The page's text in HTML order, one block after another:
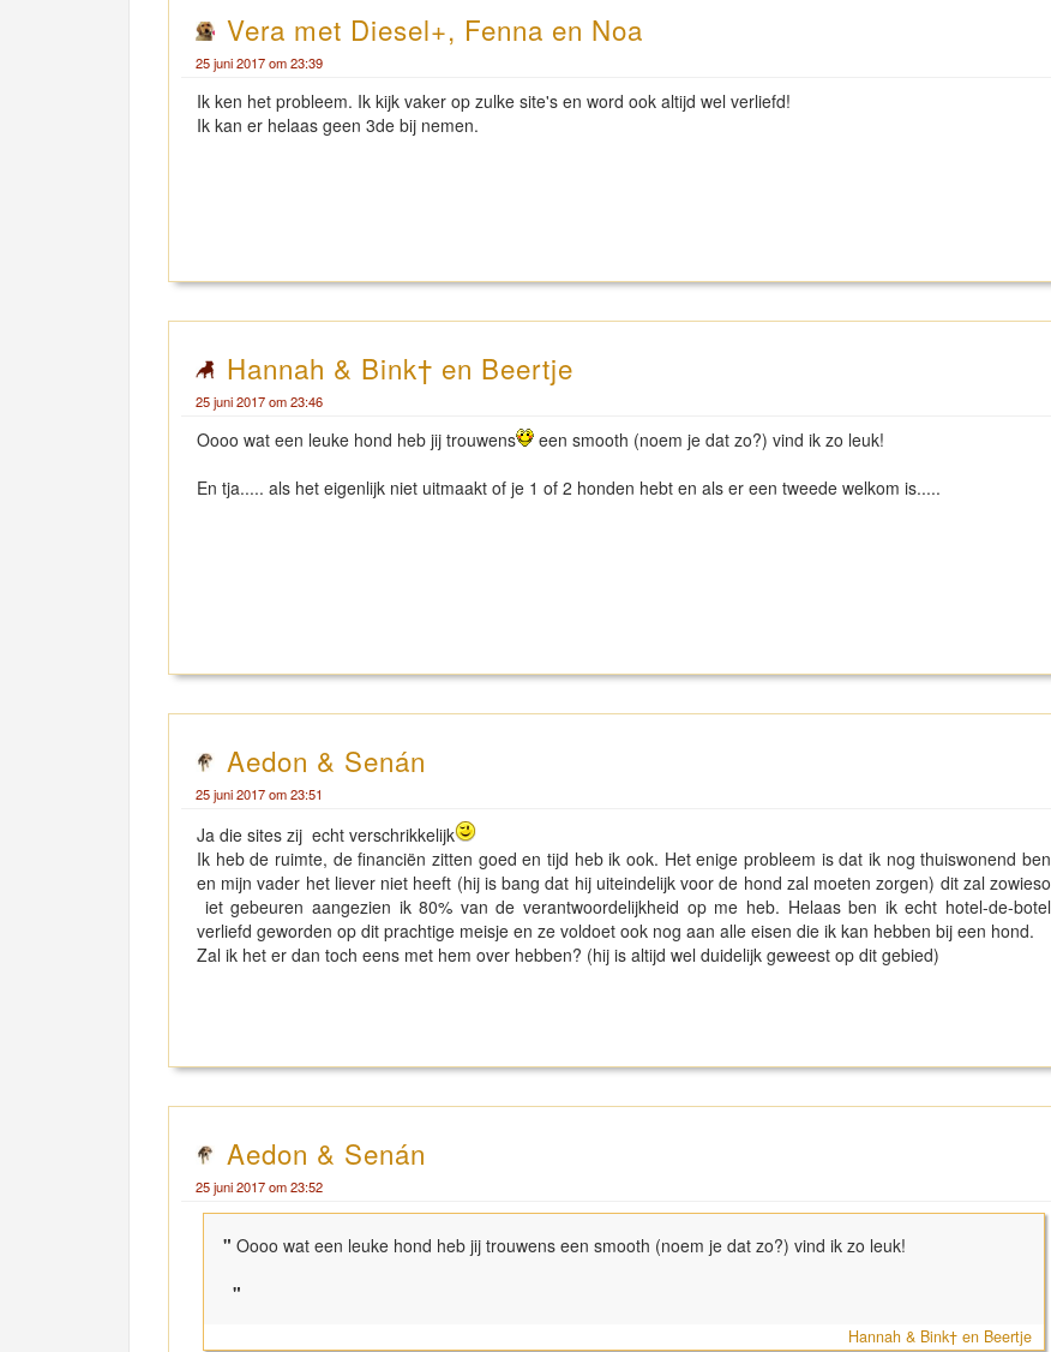
Vera met Diesel+, Fenna en Noa
25 juni 2017 om 23:39
Ik ken het probleem. Ik kijk vaker op zulke site's en word ook altijd wel verliefd!
Ik kan er helaas geen 3de bij nemen.
Hannah & Bink† en Beertje
25 juni 2017 om 23:46
Oooo wat een leuke hond heb jij trouwens
een smooth (noem je dat zo?) vind ik zo leuk!
En tja..... als het eigenlijk niet uitmaakt of je 1 of 2 honden hebt en als er een tweede welkom is.....
Aedon & Senán
25 juni 2017 om 23:51
Ja die sites zij echt verschrikkelijk
Ik heb de ruimte, de financiën zitten goed en tijd heb ik ook. Het enige probleem is dat ik nog thuiswonend ben
en mijn vader het liever niet heeft (hij is bang dat hij uiteindelijk voor de hond zal moeten zorgen) dit zal zowieso
iet gebeuren aangezien ik 80% van de verantwoordelijkheid op me heb. Helaas ben ik echt hotel-de-botel
verliefd geworden op dit prachtige meisje en ze voldoet ook nog aan alle eisen die ik kan hebben bij een hond.
Zal ik het er dan toch eens met hem over hebben? (hij is altijd wel duidelijk geweest op dit gebied)
Aedon & Senán
25 juni 2017 om 23:52
" Oooo wat een leuke hond heb jij trouwens een smooth (noem je dat zo?) vind ik zo leuk!
"
Hannah & Bink† en Beertje